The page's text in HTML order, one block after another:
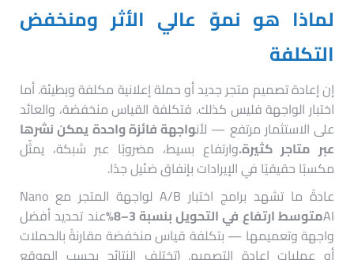
لماذا هو نموّ عالي الأثر ومنخفض
التكلفة
إن إعادة تصميم متجر جديد أو حملة إعلانية مكلفة وبطيئة. أما
اختبار الواجهة فليس كذلك. فتكلفة القياس منخفضة، والعائد
على الاستثمار مرتفع — لأنواجهة فائزة واحدة يمكن نشرها
عبر متاجر كثيرة.وارتفاع بسيط، مضروبًا عبر شبكة، يمثّل
مكسبًا حقيقيًا في الإيرادات بإنفاق ضئيل جدًا.
عادةً ما تشهد برامج اختبار A/B لواجهة المتجر مع Nano
AIمتوسط ارتفاع في التحويل بنسبة 3–8%
عند تحديد أفضل
واجهة وتعميمها — بتكلفة قياس منخفضة مقارنةً بالحملات
أو عمليات إعادة التصميم. (تختلف النتائج بحسب الموقع